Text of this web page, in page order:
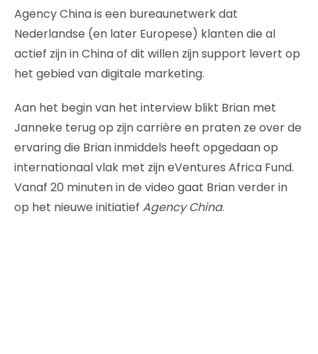
Agency China is een bureaunetwerk dat
Nederlandse (en later Europese) klanten die al
actief zijn in China of dit willen zijn support levert op
het gebied van digitale marketing.
Aan het begin van het interview blikt Brian met
Janneke terug op zijn carrière en praten ze over de
ervaring die Brian inmiddels heeft opgedaan op
internationaal vlak met zijn eVentures Africa Fund.
Vanaf 20 minuten in de video gaat Brian verder in
op het nieuwe initiatief Agency China.